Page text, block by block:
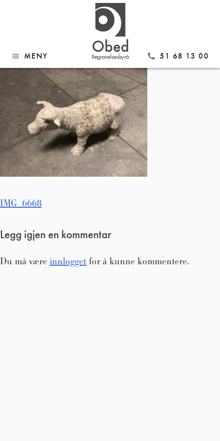
menu MENY call 51 68 13 00
Innleggsnavigasjon
IMG_6668
Legg igjen en kommentar
Du må være innlogget for å kunne kommentere.